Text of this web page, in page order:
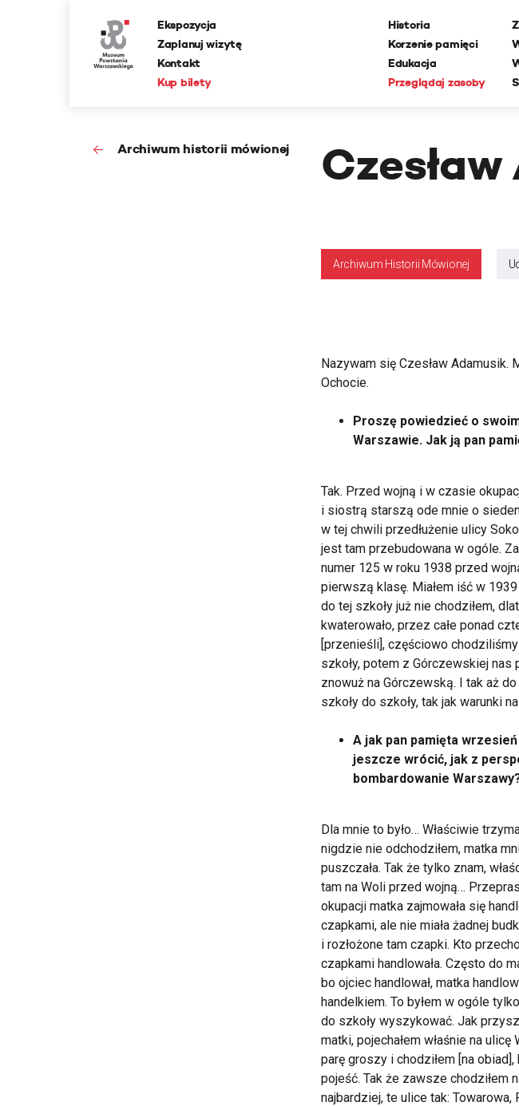
Ekspozycja
Zaplanuj wizytę
Kontakt
Kup bilety
Historia
Korzenie pamięci
Edukacja
Przeglądaj zasoby
Archiwum historii mówionej
Archiwum Historii Mówionej
Nazywam się Czesław
Ochocie.
Proszę powiedzieć o
Warszawie. Jak ją pan
Tak. Przed wojną i w czasie
i siostrą starszą ode mnie o
w tej chwili przedłużenie ulicy
jest tam przebudowana w ogóle.
numer 125 w roku 1938 przed
pierwszą klasę. Miałem iść w
do tej szkoły już nie chodziłem,
kwaterowało, przez całe ponad
[przenieśli], częściowo
szkoły, potem z Górczewskiej
znowuż na Górczewską. I tak aż
szkoły do szkoły, tak jak warunki
A jak pan pamięta
jeszcze wrócić, jak z
bombardowanie
Dla mnie to było… Właściwie
nigdzie nie odchodziłem, matka
puszczała. Tak że tylko znam,
tam na Woli przed wojną…
okupacji matka zajmowała się
czapkami, ale nie miała żadnej
i rozłożone tam czapki. Kto
czapkami handlowała. Często do
bo ojciec handlował, matka
handelkiem. To byłem w ogóle
do szkoły wyszykować. Jak
matki, pojechałem właśnie na
parę groszy i chodziłem [na
pojeść. Tak że zawsze chodziłem
najbardziej, te ulice tak: Towarowa,